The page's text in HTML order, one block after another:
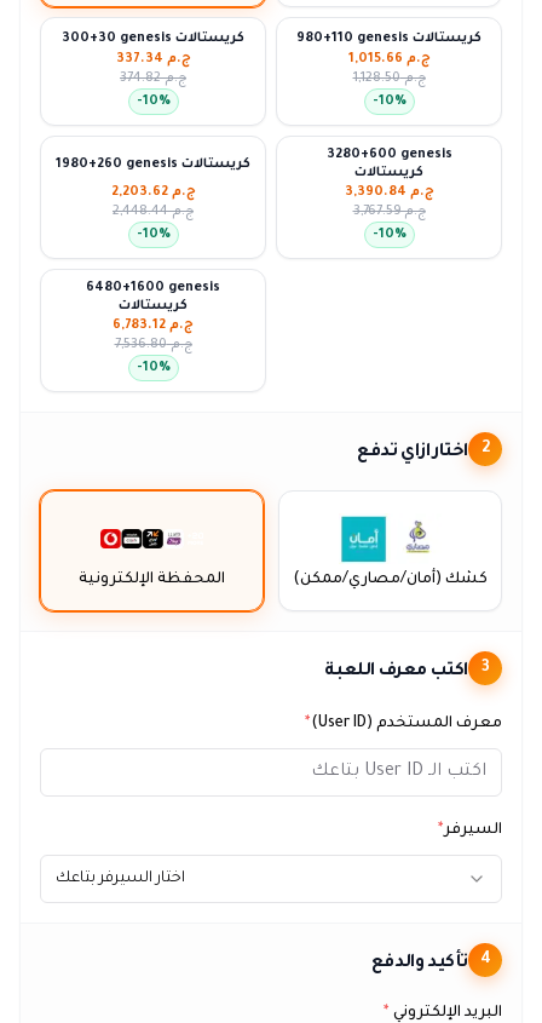
300+30 genesis كريستالات
ج.م 337.34
ج.م 374.82
-10%
980+110 genesis كريستالات
ج.م 1,015.66
ج.م 1,128.50
-10%
1980+260 genesis كريستالات
ج.م 2,203.62
ج.م 2,448.44
-10%
3280+600 genesis
كريستالات
ج.م 3,390.84
ج.م 3,767.59
-10%
6480+1600 genesis
كريستالات
ج.م 6,783.12
ج.م 7,536.80
-10%
2 اختار ازاي تدفع
المحفظة الإلكترونية كشك (أمان/مصاري/ممكن)
3 اكتب معرف اللعبة
معرف المستخدم (User ID) *
السيرفر*
اختار السيرفر بتاعك
4 تأكيد والدفع
البريد الإلكتروني *